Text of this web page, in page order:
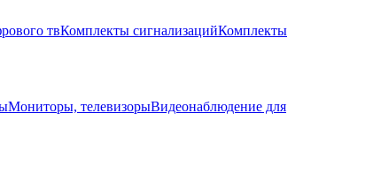
твКомплекты сигнализацийКомплекты
Мониторы, телевизорыВидеонаблюдение для